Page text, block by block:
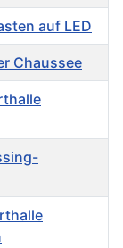
auf LED
Chaussee